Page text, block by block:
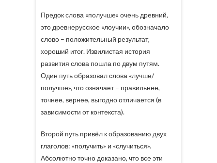
Предок слова «получше» очень древний,
это древнерусское «лоучии», обозначало
слово – положительный результат,
хороший итог. Извилистая история
развития слова пошла по двум путям.
Один путь образовал слова «лучше/
получше», что означает – правильнее,
точнее, вернее, выгодно отличается (в
зависимости от контекста).
Второй путь привёл к образованию двух
глаголов: «получить» и «случиться».
Абсолютно точно доказано, что все эти